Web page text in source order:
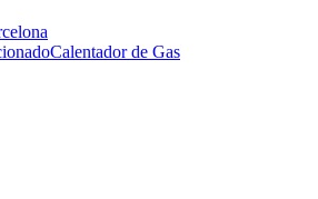
Calentador de Gas